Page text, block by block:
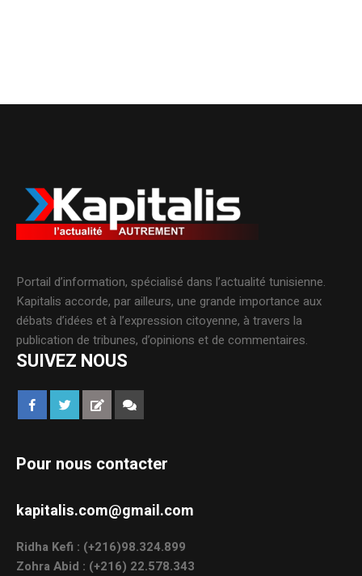
Portail d’information, spécialisé dans l’actualité tunisienne.
Kapitalis accorde, par ailleurs, une grande importance aux
débats d’idées et à l’expression citoyenne, à travers la
publication de tribunes, d’opinions et de commentaires.
SUIVEZ NOUS
Pour nous contacter
kapitalis.com@gmail.com
Ridha Kefi : (+216)98.324.899
Zohra Abid : (+216) 22.578.343